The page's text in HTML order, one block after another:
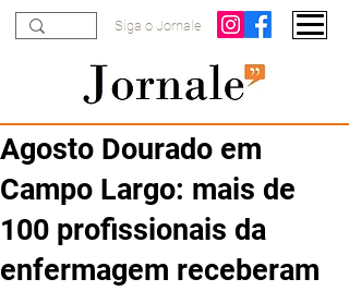
Siga o Jornale
Agosto Dourado em
Campo Largo: mais de
100 profissionais da
enfermagem receberam